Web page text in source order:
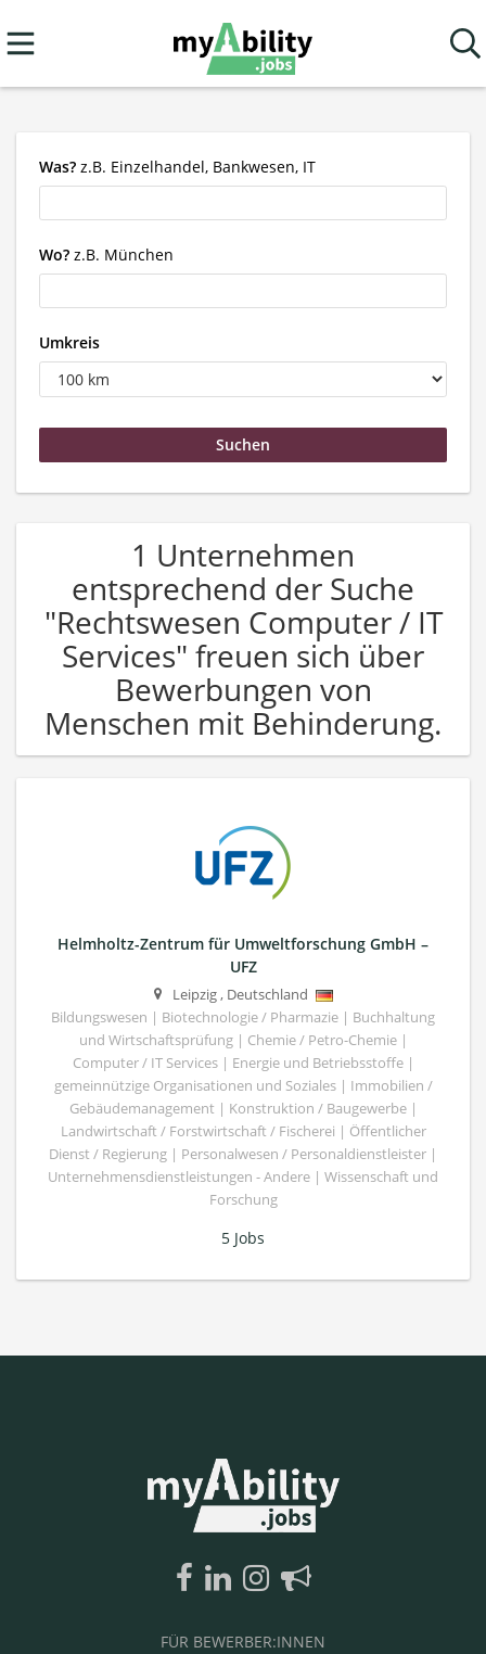
Was? z.B. Einzelhandel, Bankwesen, IT
Wo? z.B. München
Umkreis
1 Unternehmen
entsprechend der Suche
"Rechtswesen Computer / IT
Services" freuen sich über
Bewerbungen von
Menschen mit Behinderung.
Helmholtz-Zentrum für Umweltforschung GmbH –
UFZ
Leipzig, Deutschland
Bildungswesen | Biotechnologie / Pharmazie | Buchhaltung
und Wirtschaftsprüfung | Chemie / Petro-Chemie |
Computer / IT Services | Energie und Betriebsstoffe |
gemeinnützige Organisationen und Soziales | Immobilien /
Gebäudemanagement | Konstruktion / Baugewerbe |
Landwirtschaft / Forstwirtschaft / Fischerei | Öffentlicher
Dienst / Regierung | Personalwesen / Personaldienstleister |
Unternehmensdienstleistungen - Andere | Wissenschaft und
Forschung
5 Jobs
FÜR BEWERBER:INNEN